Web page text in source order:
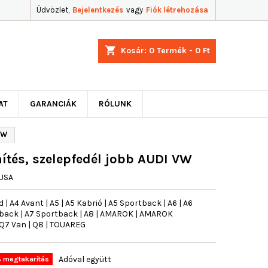
Üdvözlet, Bejelentkezés vagy Fiók létrehozása
shopping_cart Kosár: 0 Termék - 0 Ft
GARANCIÁK RÓLUNK
szelepfedél jobb AUDI VW
A4 Avant | A5 | A5 Kabrió | A5 Sportback | A6 | A6
| A7 Sportback | A8 | AMAROK | AMAROK
Van | Q8 | TOUAREG
megtakarítás Adóval együtt